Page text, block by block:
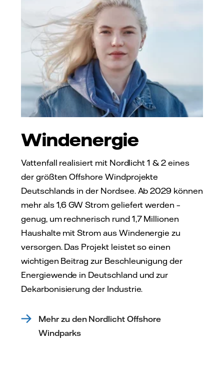
Windenergie
Vattenfall realisiert mit Nordlicht 1 & 2 eines
der größten Offshore Windprojekte
Deutschlands in der Nordsee. Ab 2029 können
mehr als 1,6 GW Strom geliefert werden –
genug, um rechnerisch rund 1,7 Millionen
Haushalte mit Strom aus Windenergie zu
versorgen. Das Projekt leistet so einen
wichtigen Beitrag zur Beschleunigung der
Energiewende in Deutschland und zur
Dekarbonisierung der Industrie.
Mehr zu den Nordlicht Offshore
Windparks